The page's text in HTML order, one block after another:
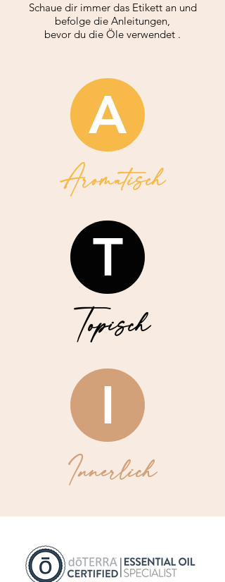
Schaue dir immer das Etikett an und
befolge die Anleitungen,
bevor du die Öle verwendet .
A
Aromatisch
T
Topisch
I
Innerlich